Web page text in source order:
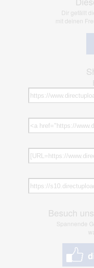
Dir gefällt
mit deinen
Besuch
Spannende